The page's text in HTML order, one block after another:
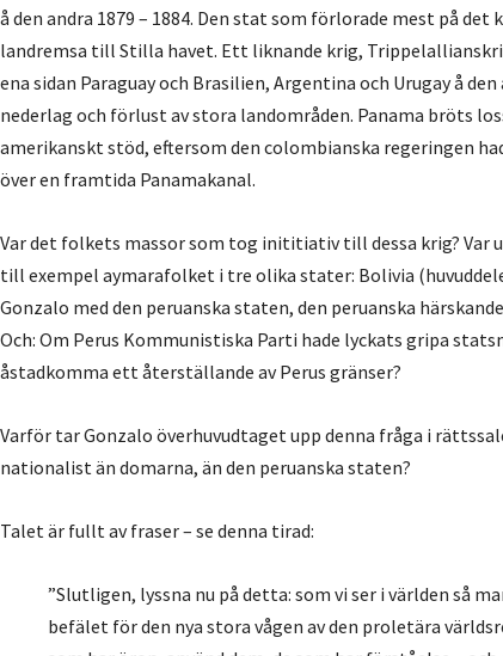
å den andra 1879 – 1884. Den stat som förlorade mest på
landremsa till Stilla havet. Ett liknande krig,
ena sidan Paraguay och Brasilien, Argentina och Urugay å
nederlag och förlust av stora landområden. Panama bröts
amerikanskt stöd, eftersom den colombianska regeringen
över en framtida Panamakanal.
Var det folkets massor som tog inititiativ till dessa krig?
till exempel aymarafolket i tre olika stater: Bolivia
Gonzalo med den peruanska staten, den peruanska
Och: Om Perus Kommunistiska Parti hade lyckats gripa
åstadkomma ett återställande av Perus gränser?
Varför tar Gonzalo överhuvudtaget upp denna fråga i
nationalist än domarna, än den peruanska staten?
Talet är fullt av fraser – se denna tirad:
”Slutligen, lyssna nu på detta: som vi ser i världen så
befälet för den nya stora vågen av den proletära